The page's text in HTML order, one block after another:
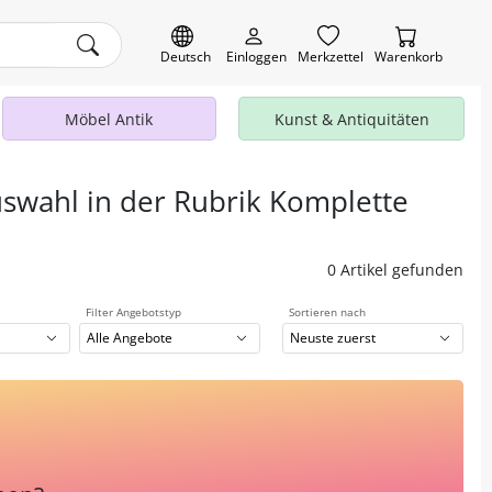
Deutsch Einloggen Merkzettel Warenkorb
Möbel Antik Kunst & Antiquitäten
in der Rubrik Komplette
0 Artikel gefunden
Filter Angebotstyp
Alle Angebote
Sortieren nach
Neuste zuerst